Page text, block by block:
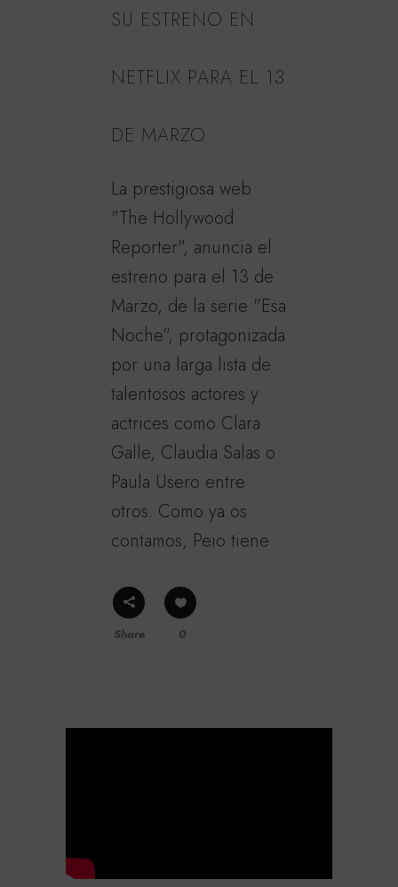
SU ESTRENO EN
NETFLIX PARA EL 13
DE MARZO
La prestigiosa web
"The Hollywood
Reporter", anuncia el
estreno para el 13 de
Marzo, de la serie "Esa
Noche", protagonizada
por una larga lista de
talentosos actores y
actrices como Clara
Galle, Claudia Salas o
Paula Usero entre
otros. Como ya os
contamos, Peio tiene
Share 0